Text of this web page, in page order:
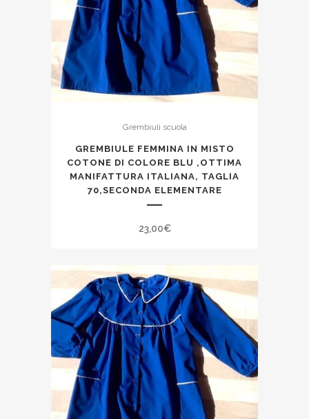
Grembiuli scuola
GREMBIULE FEMMINA IN MISTO
COTONE DI COLORE BLU ,OTTIMA
MANIFATTURA ITALIANA, TAGLIA
70,SECONDA ELEMENTARE
23,00€